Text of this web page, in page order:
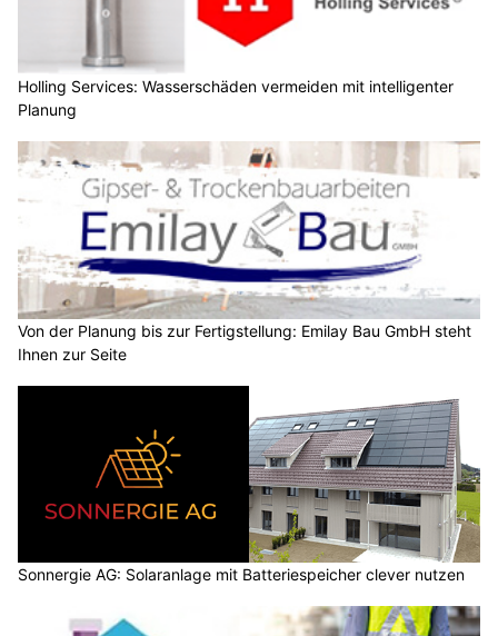
Holling Services: Wasserschäden vermeiden mit intelligenter
Planung
Von der Planung bis zur Fertigstellung: Emilay Bau GmbH steht
Ihnen zur Seite
Sonnergie AG: Solaranlage mit Batteriespeicher clever nutzen